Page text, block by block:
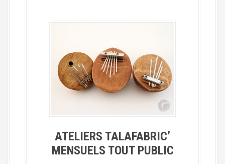
ATELIERS TALAFABRIC’
MENSUELS TOUT PUBLIC